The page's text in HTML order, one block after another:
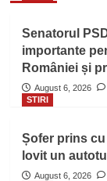
Senatorul
importante
României și
August 6, 2026
STIRI
Șofer prins
lovit un
August 6, 2026